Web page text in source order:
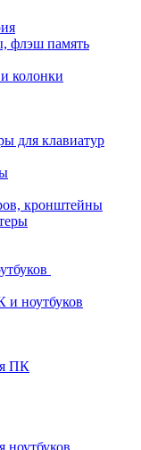
флэш память
колонки
для клавиатур
кронштейны
ноутбуков
ПК
ноутбуков